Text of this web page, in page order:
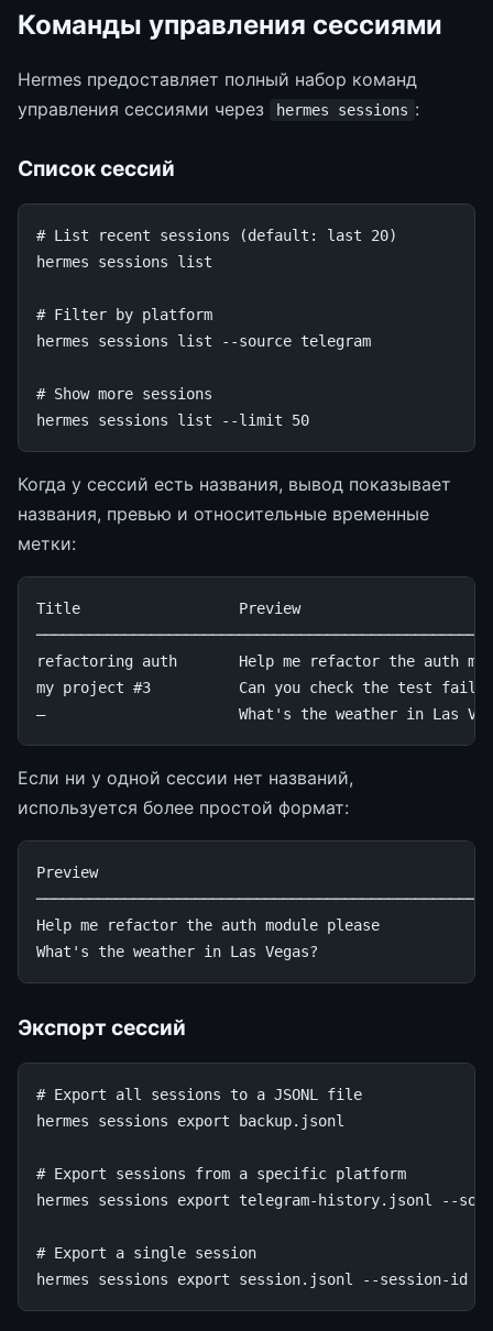
Команды управления сессиями
Hermes предоставляет полный набор команд
управления сессиями через
hermes sessions :
Список сессий
# List recent sessions (default: last 20)
hermes
sessions list
# Filter by platform
hermes
sessions list --source telegram
# Show more sessions
hermes
sessions list --limit 50
Когда у сессий есть названия, вывод показывает
названия, превью и относительные временные
метки:
Title                  Preview
refactoring auth       Help me refactor the auth
my project #3          Can you check the test
Если ни у одной сессии нет названий,
используется более простой формат:
Preview
Help me refactor the auth module please
Экспорт сессий
# Export all sessions to a JSONL file
hermes
sessions export backup.jsonl
# Export sessions from a specific platform
hermes
sessions export telegram-history.jsonl --
# Export a single session
hermes
sessions export session.jsonl --session-id